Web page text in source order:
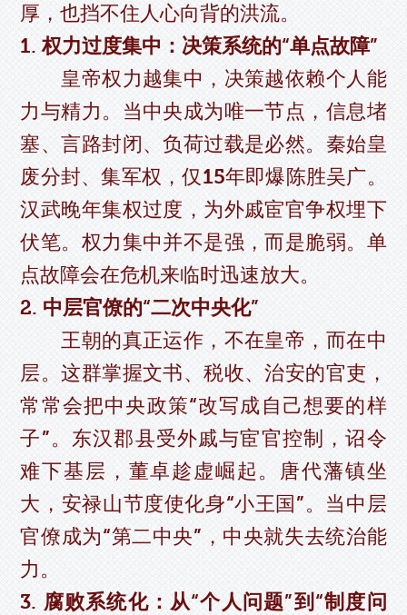
厚，也挡不住人心向背的洪流。
1. 权力过度集中：决策系统的“单点故障”
皇帝权力越集中，决策越依赖个人能
力与精力。当中央成为唯一节点，信息堵
塞、言路封闭、负荷过载是必然。秦始皇
废分封、集军权，仅15年即爆陈胜吴广。
汉武晚年集权过度，为外戚宦官争权埋下
伏笔。权力集中并不是强，而是脆弱。单
点故障会在危机来临时迅速放大。
2. 中层官僚的“二次中央化”
王朝的真正运作，不在皇帝，而在中
层。这群掌握文书、税收、治安的官吏，
常常会把中央政策“改写成自己想要的样
子”。东汉郡县受外戚与宦官控制，诏令
难下基层，董卓趁虚崛起。唐代藩镇坐
大，安禄山节度使化身“小王国”。当中层
官僚成为“第二中央”，中央就失去统治能
力。
3. 腐败系统化：从“个人问题”到“制度问